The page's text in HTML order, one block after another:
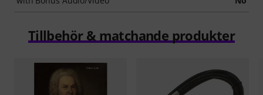
Tillbehör & matchande produkter